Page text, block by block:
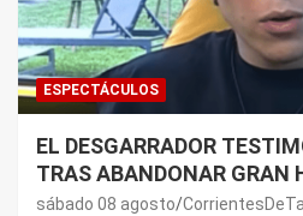
ESPECTÁCULOS
EL DESGARRADOR
TRAS ABANDONAR GRAN
SALUD DE SU MAMÁ.
sábado 08 agosto